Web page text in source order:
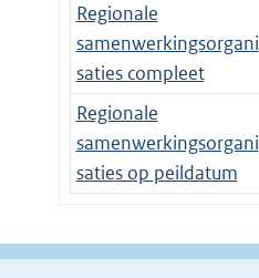
Regionale
samenwerkingsorgani
saties compleet
Regionale
samenwerkingsorgani
saties op peildatum